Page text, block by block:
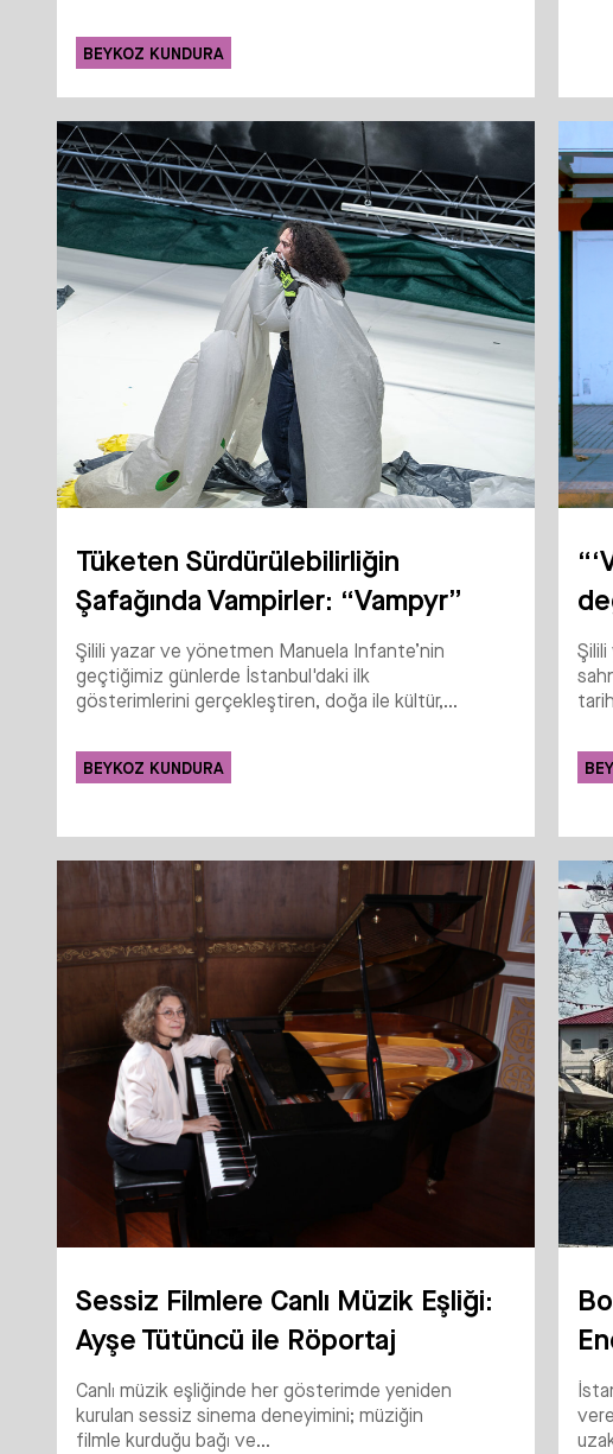
BEYKOZ KUNDURA
Tüketen Sürdürülebilirliğin
Şafağında Vampirler: “Vampyr”
Şilili yazar ve yönetmen Manuela Infante’nin
geçtiğimiz günlerde İstanbul'daki ilk
gösterimlerini gerçekleştiren, doğa ile kültür,...
BEYKOZ KUNDURA
Sessiz Filmlere Canlı Müzik Eşliği:
Ayşe Tütüncü ile Röportaj
Canlı müzik eşliğinde her gösterimde yeniden
kurulan sessiz sinema deneyimini; müziğin
filmle kurduğu bağı ve...